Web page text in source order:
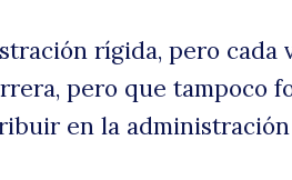
rígida, pero
pero que tampoco
en la